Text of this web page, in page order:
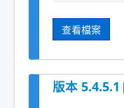
查看檔案
版本 5.4.5.1